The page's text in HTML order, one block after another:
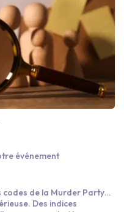
événement
codes de la Murder Party…
Des indices